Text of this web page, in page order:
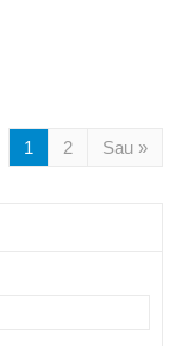
1 2 Sau »